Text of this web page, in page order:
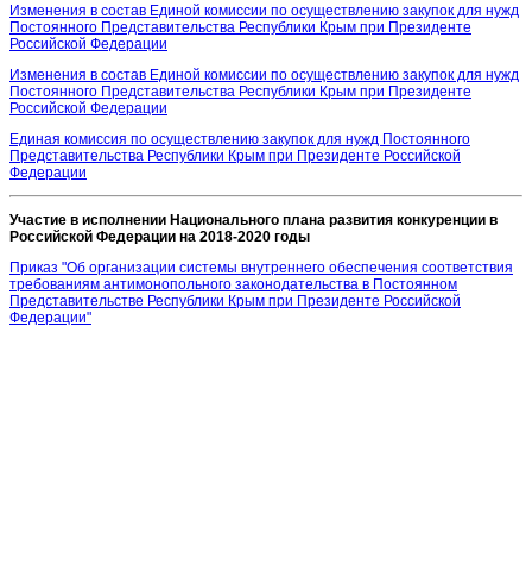
Изменения в состав Единой комиссии по осуществлению закупок для нужд
Постоянного Представительства Республики Крым при Президенте
Российской Федерации
Изменения в состав Единой комиссии по осуществлению закупок для нужд
Постоянного Представительства Республики Крым при Президенте
Российской Федерации
Единая комиссия по осуществлению закупок для нужд Постоянного
Представительства Республики Крым при Президенте Российской
Федерации
Участие в исполнении Национального плана развития конкуренции в
Российской Федерации на 2018-2020 годы
Приказ "Об организации системы внутреннего обеспечения соответствия
требованиям антимонопольного законодательства в Постоянном
Представительстве Республики Крым при Президенте Российской
Федерации"